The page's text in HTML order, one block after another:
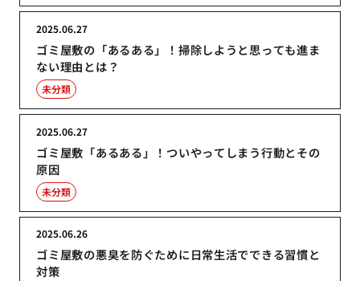
ゴミ屋敷の「あるある」！掃除しようと思っても進ま
ない理由とは？
2025.06.27
未分類
ゴミ屋敷「あるある」！ついやってしまう行動とその
原因
2025.06.27
未分類
ゴミ屋敷の悪臭を防ぐために日常生活でできる習慣と
対策
2025.06.26